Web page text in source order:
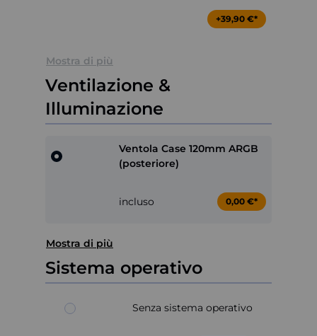
+39,90 €*
Mostra di più
Ventilazione &
Illuminazione
Ventola Case 120mm ARGB
(posteriore)
incluso 0,00 €*
Mostra di più
Sistema operativo
Senza sistema operativo